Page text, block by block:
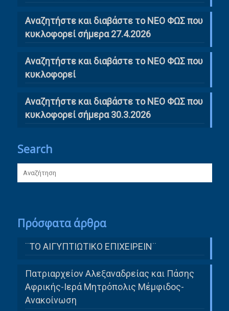
Αναζητήστε και διαβάστε το ΝΕΟ ΦΩΣ που
κυκλοφορεί σήμερα 27.4.2026
Αναζητήστε και διαβάστε το ΝΕΟ ΦΩΣ που
κυκλοφορεί
Αναζητήστε και διαβάστε το ΝΕΟ ΦΩΣ που
κυκλοφορεί σήμερα 30.3.2026
Search
Πρόσφατα άρθρα
¨ΤΟ ΑΙΓΥΠΤΙΩΤΙΚΟ ΕΠΙΧΕΙΡΕΙΝ¨
Πατριαρχείον Αλεξαναδρείας και Πάσης
Αφρικής-Ιερά Μητρόπολις Μέμφιδος-
Ανακοίνωση